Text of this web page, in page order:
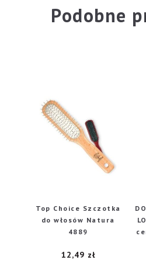
Podobne
Top Choice Szczotka
do włosów Natura
4889
12,49 zł